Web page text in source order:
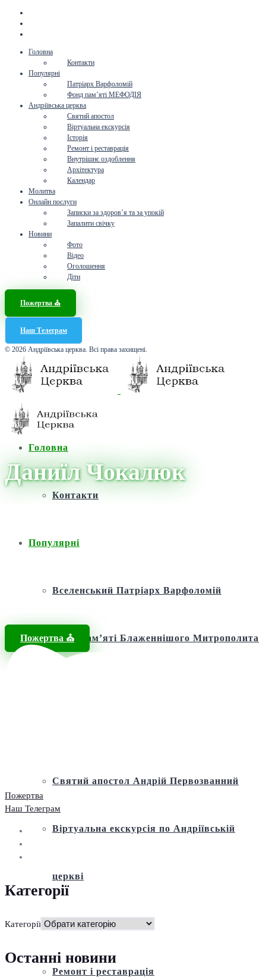
Головна
Контакти
Популярні
Патріарх Варфоломій
Фонд пам’яті МЕФОДІЯ
Андріївська церква
Святий апостол
Віртуальна екскурсія
Історія
Ремонт і реставрація
Внутрішнє оздоблення
Архітектура
Календар
Молитва
Онлайн послуги
Записки за здоров’я та за упокій
Запалити свічку
Новини
Фото
Відео
Оголошення
Діти
Пожертва ⛪️
Наш Телеграм
© 2026 Андріївська церква. Всі права захищені.
Головна
Контакти
Популярні
Вселенський Патріарх Варфоломій
Фонд пам’яті Блаженнішого Митрополита
Святий апостол Андрій Первозванний
Віртуальна екскурсія по Андріївській
церкві
Історія
Ремонт і реставрація
Пожертва ⛪️
Даниїл Чокалюк
Пожертва
Наш Телеграм
Категорії
Категорії
Останні новини